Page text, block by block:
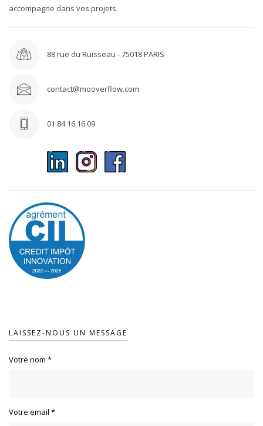
accompagne dans vos projets.
88 rue du Ruisseau - 75018 PARIS
contact@mooverflow.com
01 84 16 16 09
LAISSEZ-NOUS UN MESSAGE
Votre nom *
Votre email *